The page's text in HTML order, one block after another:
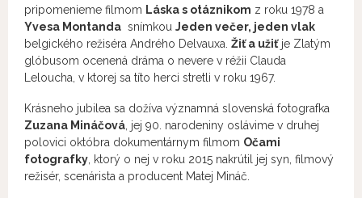
pripomenieme filmom Láska s otáznikom z roku 1978 a
Yvesa Montanda snímkou Jeden večer, jeden vlak
belgického režiséra Andrého Delvauxa. Žiť a užiťje Zlatým
glóbusom ocenená dráma o nevere v réžii Clauda
Leloucha, v ktorej sa títo herci stretli v roku 1967.
Krásneho jubilea sa dožíva významná slovenská fotografka
Zuzana Mináčová , jej 90. narodeniny oslávime v druhej
polovici októbra dokumentárnym filmom Očami
fotografky , ktorý o nej v roku 2015 nakrútil jej syn, filmový
režisér, scenárista a producent Matej Mináč.